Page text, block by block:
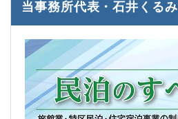
当事務所代表・石井くる